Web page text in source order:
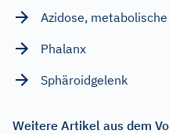
Azidose, metabolische
Phalanx
Sphäroidgelenk
Weitere Artikel aus dem